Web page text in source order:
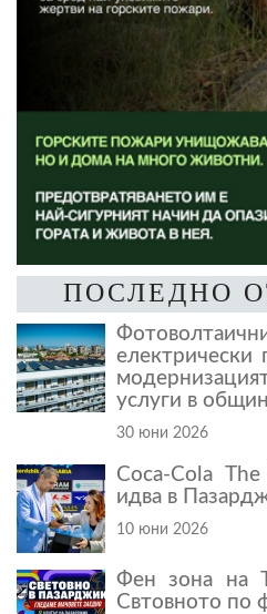
ПОСЛЕДНО
електрически
услуги в
30 юни 2026
Coca-Cola
идва в
10 юни 2026
Фен зона на
Свтовното по